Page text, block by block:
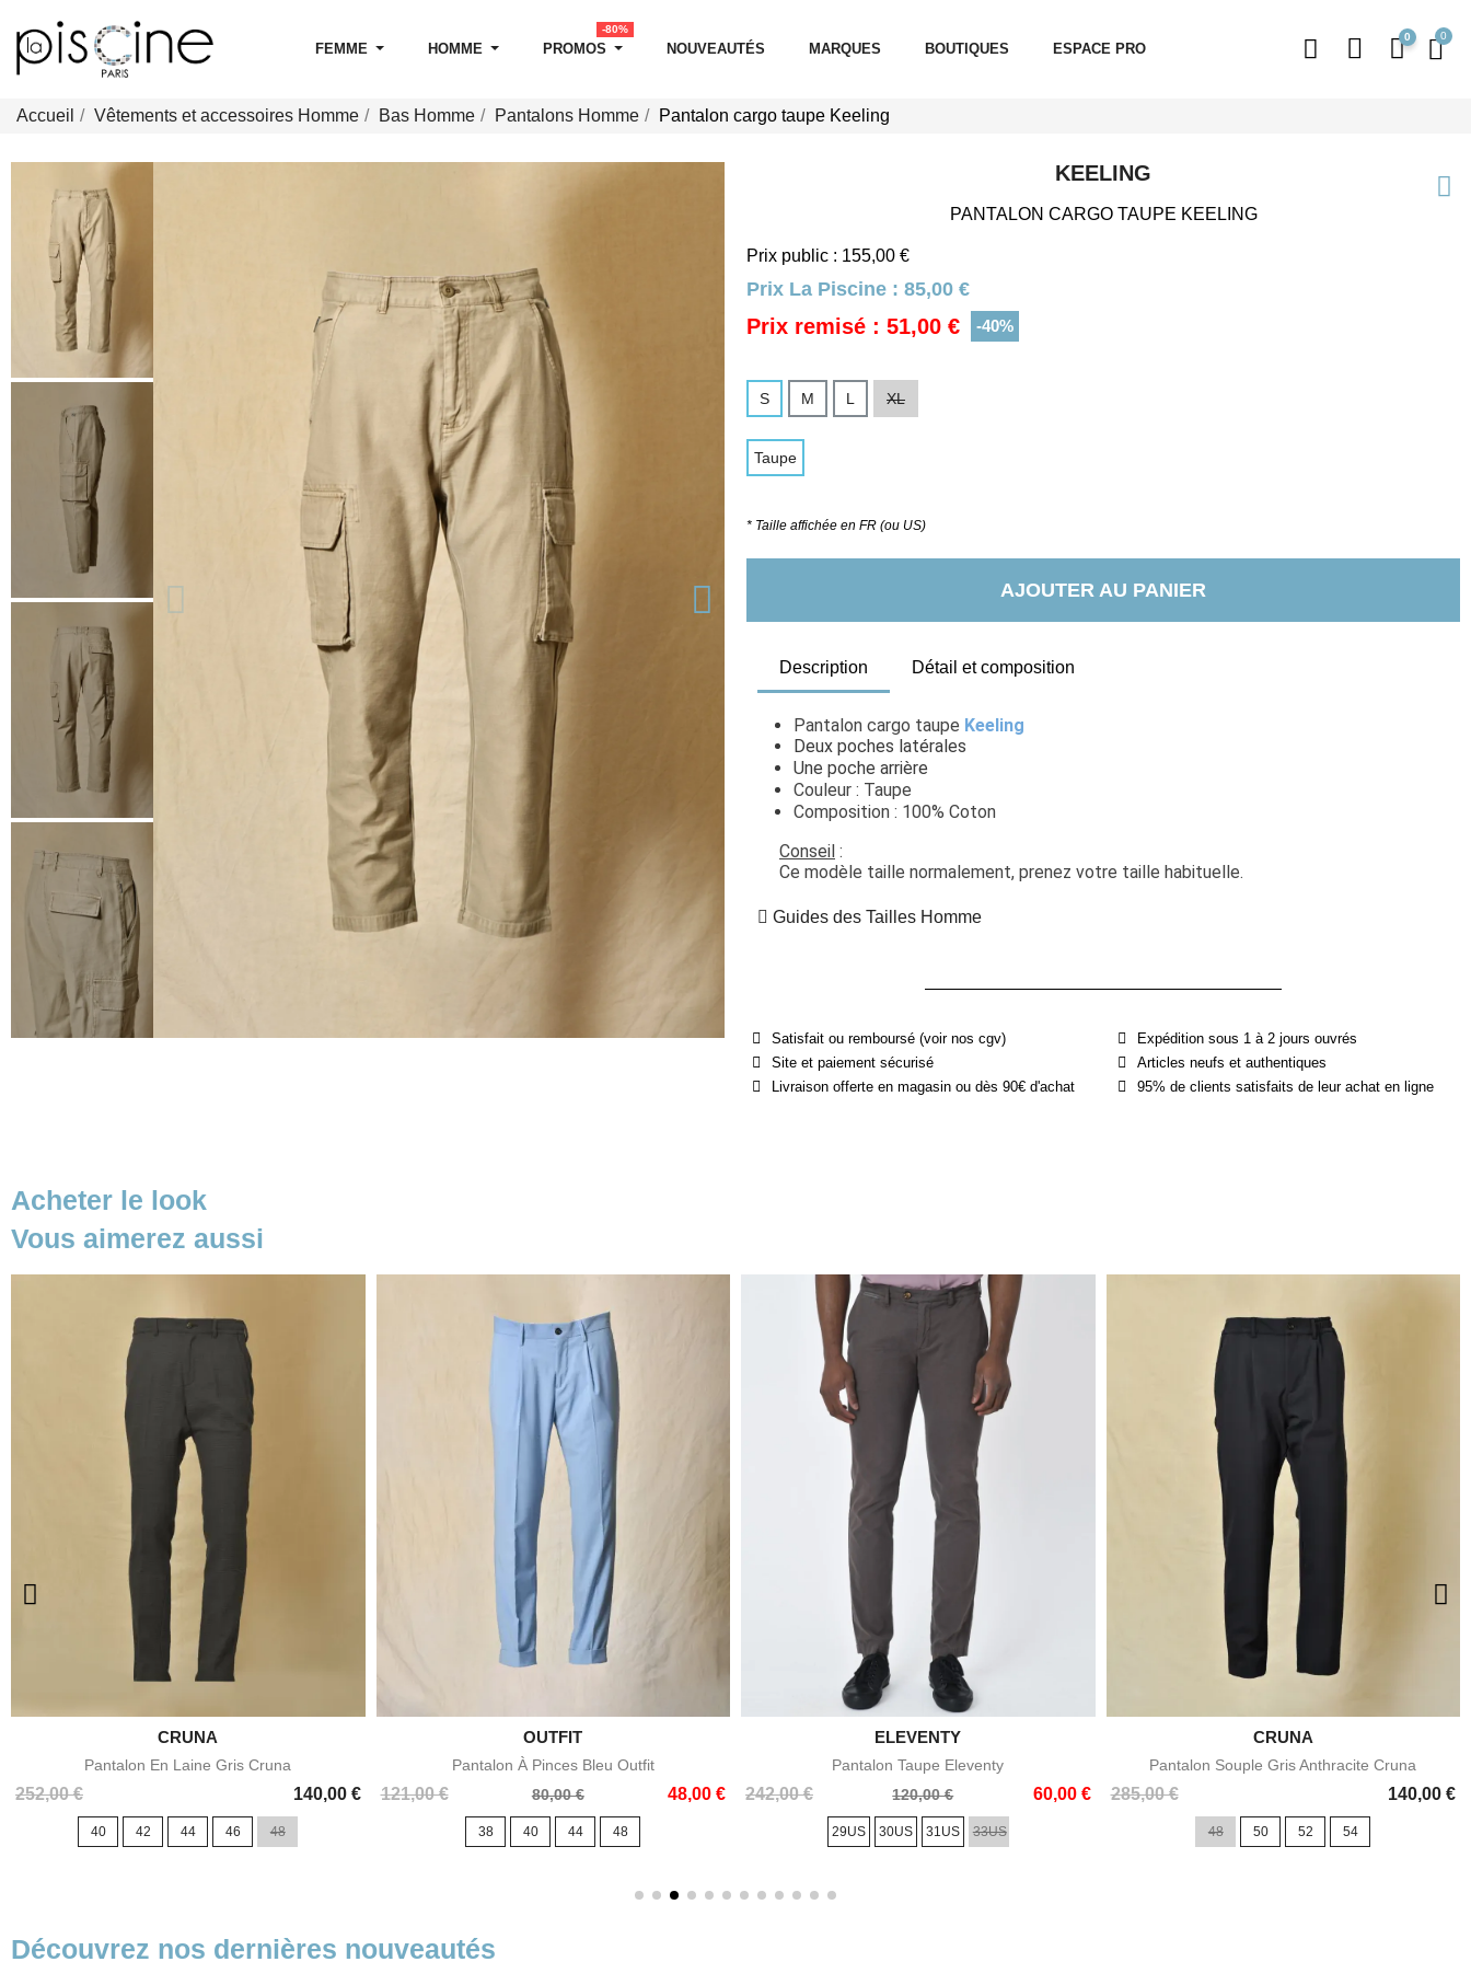
FEMME HOMME PROMOS
-80%
NOUVEAUTÉS MARQUES BOUTIQUES ESPACE PRO
0
Accueil Vêtements et accessoires Homme Bas Homme Pantalons Homme Pantalon cargo taupe Keeling
KEELING
PANTALON CARGO TAUPE KEELING
Prix public : 155,00 €
Prix La Piscine : 85,00 €
Prix remisé : 51,00 € -40%
S M L XL
Taupe
* Taille affichée en FR (ou US)
AJOUTER AU PANIER
Description Détail et composition
Pantalon cargo taupe Keeling
Deux poches latérales
Une poche arrière
Couleur : Taupe
Composition : 100% Coton
Conseil :
Ce modèle taille normalement, prenez votre taille habituelle.
Guides des Tailles Homme
Satisfait ou remboursé (voir nos cgv)
Site et paiement sécurisé
Livraison offerte en magasin ou dès 90€ d'achat
Expédition sous 1 à 2 jours ouvrés
Articles neufs et authentiques
95% de clients satisfaits de leur achat en ligne
Acheter le look
Vous aimerez aussi
Aperçu rapide
CRUNA
Pantalon En Laine Gris Cruna
252,00 € 140,00 €
Prix
40 42 44 46 48
Aperçu rapide
OUTFIT
Pantalon À Pinces Bleu Outfit
121,00 €
Prix
80,00 € 48,00 €
Prix
38 40 44 48
Aperçu rapide
ELEVENTY
Pantalon Taupe Eleventy
242,00 €
Prix
120,00 € 60,00 €
Prix
29US 30US 31US 33US
Aperçu rapide
CRUNA
Pantalon Souple Gris Anthracite Cruna
285,00 € 140,00 €
Prix
48 50 52 54
Découvrez nos dernières nouveautés